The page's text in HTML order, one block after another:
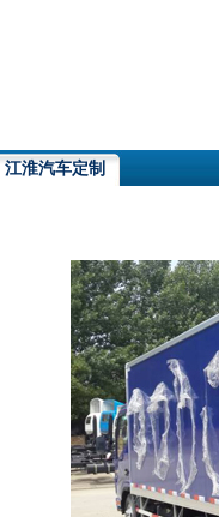
江淮汽车定制